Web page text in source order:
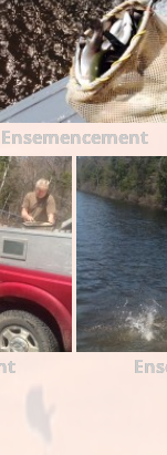
Ensemencement